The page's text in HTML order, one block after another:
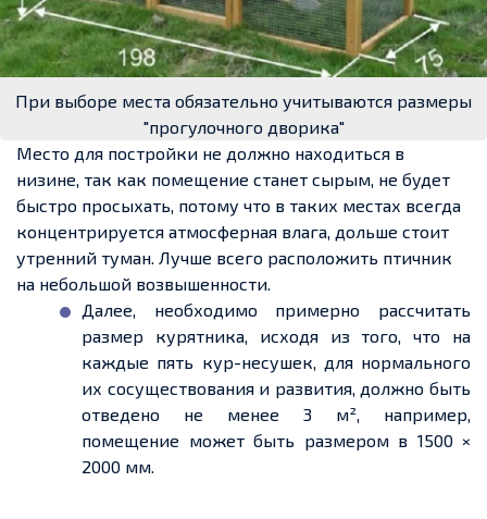
При выборе места обязательно учитываются размеры
"прогулочного дворика"
Место для постройки не должно находиться в
низине, так как помещение станет сырым, не будет
быстро просыхать, потому что в таких местах всегда
концентрируется атмосферная влага, дольше стоит
утренний туман. Лучше всего расположить птичник
на небольшой возвышенности.
Далее, необходимо примерно рассчитать
размер курятника, исходя из того, что на
каждые пять кур-несушек, для нормального
их сосуществования и развития, должно быть
отведено не менее 3 м², например,
помещение может быть размером в 1500×
2000 мм.